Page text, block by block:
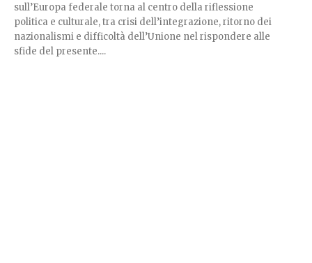
sull’Europa federale torna al centro della riflessione
politica e culturale, tra crisi dell’integrazione, ritorno dei
nazionalismi e difficoltà dell’Unione nel rispondere alle
sfide del presente....